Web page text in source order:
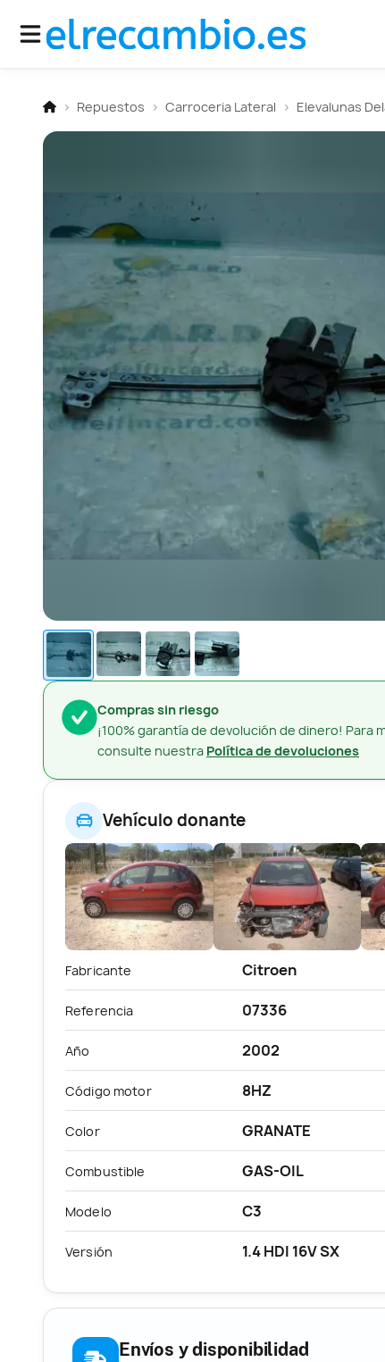
Repuestos Carroceria Lateral Elevalunas
Compras sin riesgo
¡100% garantía de devolución de dinero! Para
consulte nuestra Política de devoluciones
Vehículo donante
Fabricante Citroen
Referencia 07336
Año 2002
Código motor 8HZ
Color GRANATE
Combustible GAS-OIL
Modelo C3
Versión 1.4 HDI 16V SX
Envíos y disponibilidad